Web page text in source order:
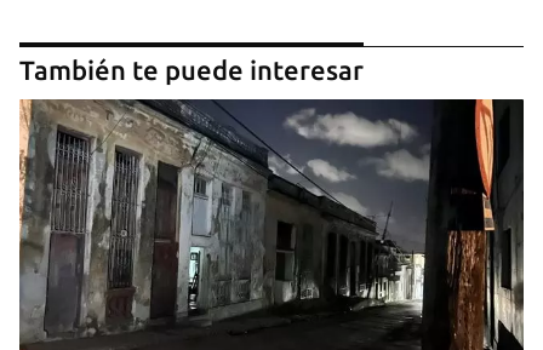
También te puede interesar